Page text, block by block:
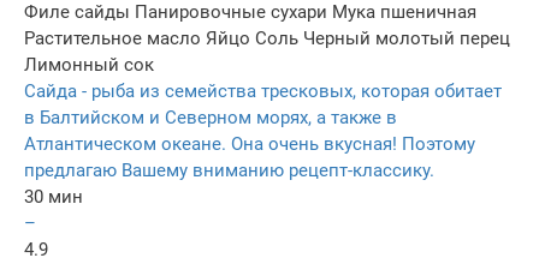
Филе сайды Панировочные сухари Мука пшеничная
Растительное масло Яйцо Соль Черный молотый перец
Лимонный сок
Сайда - рыба из семейства тресковых, которая обитает
в Балтийском и Северном морях, а также в
Атлантическом океане. Она очень вкусная! Поэтому
предлагаю Вашему вниманию рецепт-классику.
30 мин
–
4.9